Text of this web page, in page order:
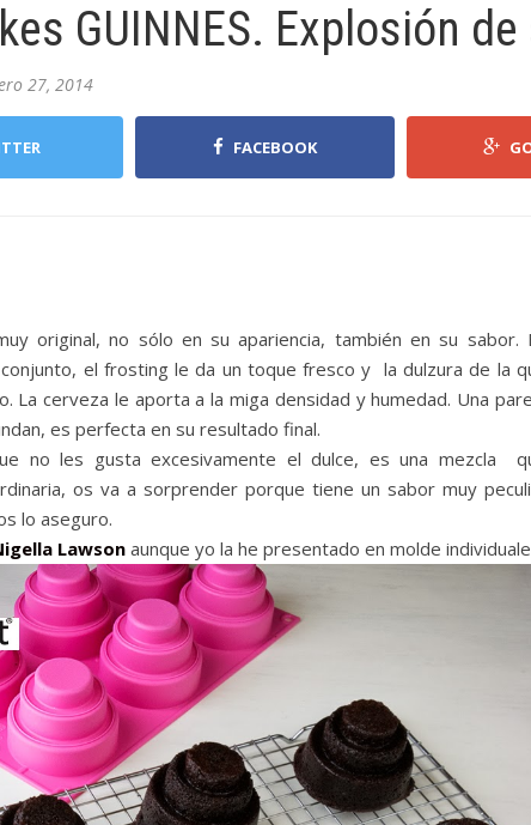
GUINNES. Explosión
27, 2014
FACEBOOK
original, no sólo en su apariencia, también en su sabor.
el frosting le da un toque fresco y la dulzura de la
La cerveza le aporta a la miga densidad y humedad. Una
es perfecta en su resultado final.
no les gusta excesivamente el dulce, es una mezcla
os va a sorprender porque tiene un sabor muy
lo aseguro.
Lawson aunque yo la he presentado en molde